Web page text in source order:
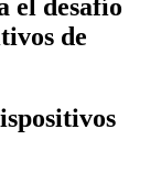
el desafío
de